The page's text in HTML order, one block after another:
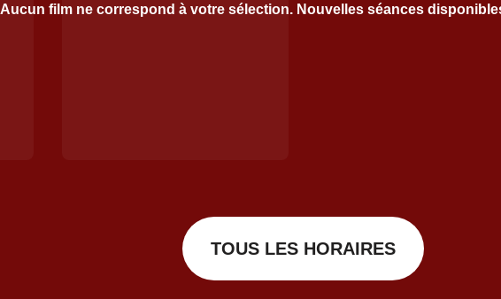
Aucun film ne correspond à votre sélection. Nouvelles séances
TOUS LES HORAIRES